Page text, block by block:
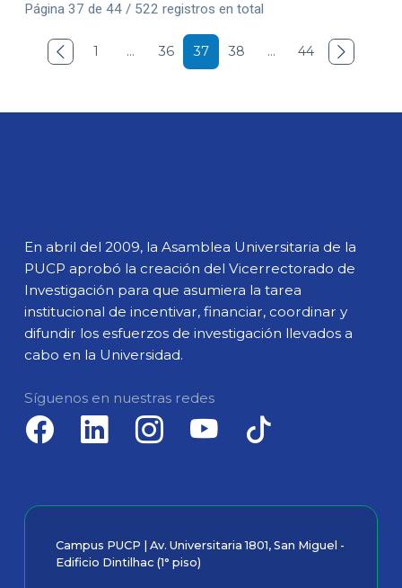
Página 37 de 44 / 522 registros en total
 1 … 36 37 38 … 44 
En abril del 2009, la Asamblea Universitaria de la
PUCP aprobó la creación del Vicerrectorado de
Investigación para que asumiera la tarea
institucional de incentivar, financiar, coordinar y
difundir los esfuerzos de investigación llevados a
cabo en la Universidad.
Síguenos en nuestras redes
Campus PUCP | Av. Universitaria 1801, San Miguel -
Edificio Dintilhac (1° piso)